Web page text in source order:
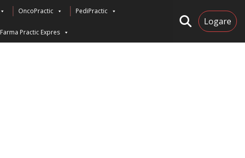
OncoPractic PediPractic
Farma Practic Expres
Logare